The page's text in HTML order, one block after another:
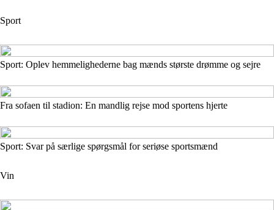
Sport
Sport: Oplev hemmelighederne bag mænds største drømme og sejre
Fra sofaen til stadion: En mandlig rejse mod sportens hjerte
Sport: Svar på særlige spørgsmål for seriøse sportsmænd
Vin